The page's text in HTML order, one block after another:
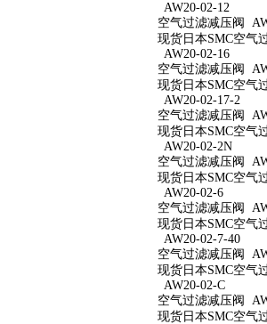
AW20-02-12
空气过滤减压阀
现货日本SMC空气
AW20-02-16
空气过滤减压阀
现货日本SMC空气
AW20-02-17-2
空气过滤减压阀
现货日本SMC空气
AW20-02-2N
空气过滤减压阀
现货日本SMC空气
AW20-02-6
空气过滤减压阀
现货日本SMC空气
AW20-02-7-40
空气过滤减压阀
现货日本SMC空气
AW20-02-C
空气过滤减压阀
现货日本SMC空气